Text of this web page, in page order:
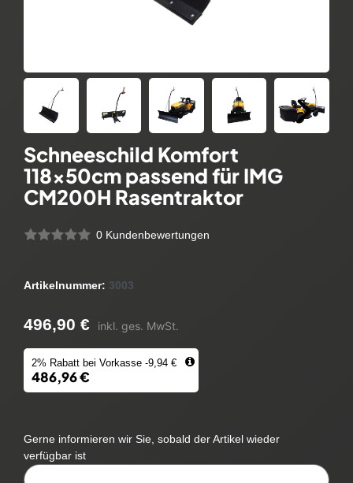
Schneeschild Komfort
118x50cm passend für IMG
CM200H Rasentraktor
0 Kundenbewertungen
Artikelnummer: 3003
496,90 € inkl. ges. MwSt.
2% Rabatt bei Vorkasse -9,94 €
486,96 €
Gerne informieren wir Sie, sobald der Artikel wieder
verfügbar ist